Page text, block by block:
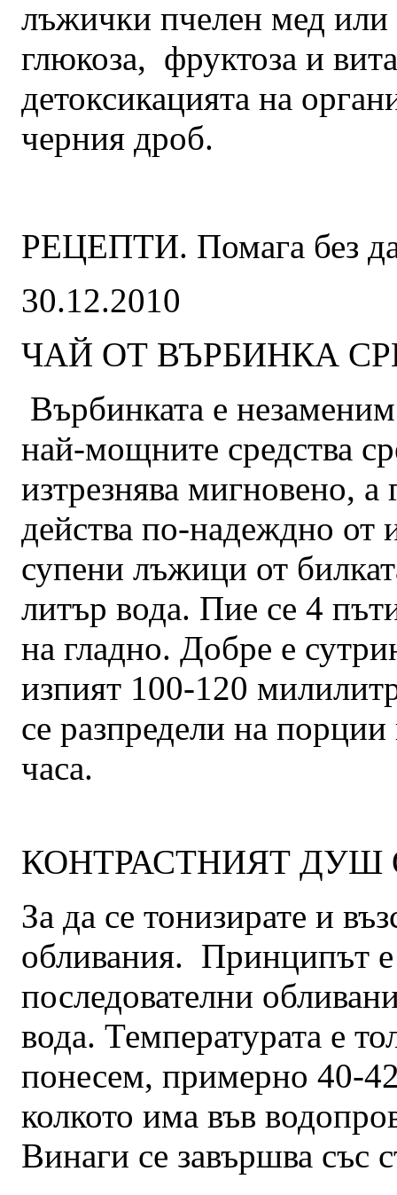
лъжички пчелен мед или
глюкоза, фруктоза и
детоксикацията на
черния дроб.
РЕЦЕПТИ. Помага без
30.12.2010
ЧАЙ ОТ ВЪРБИНКА
Върбинката е
най-мощните средства
изтрезнява мигновено,
действа по-надеждно от
супени лъжици от
литър вода. Пие се 4
на гладно. Добре е
изпият 100-120
се разпредели на
часа.
КОНТРАСТНИЯТ ДУШ
За да се тонизирате и
обливания. Принципът е
последователни
вода. Температурата е
понесем, примерно 40-
колкото има във
Винаги се завършва със